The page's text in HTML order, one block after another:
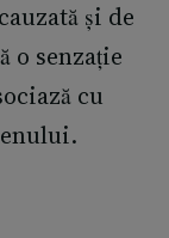
și de
o senzație
cu